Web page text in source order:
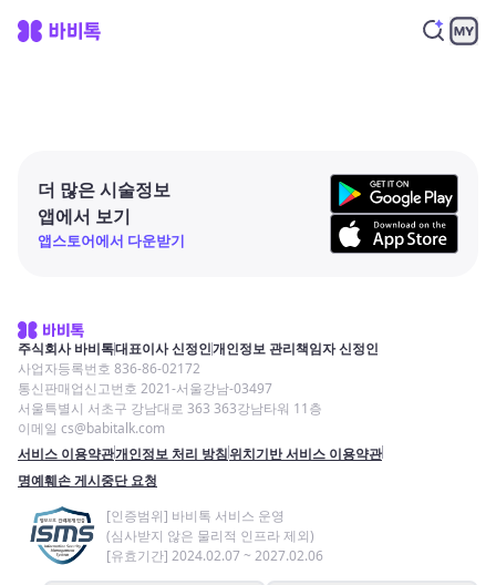
더 많은 시술정보
앱에서 보기
앱스토어에서 다운받기
주식회사 바비톡대표이사 신정인개인정보 관리책임자 신정인
사업자등록번호 836-86-02172
통신판매업신고번호 2021-서울강남-03497
서울특별시 서초구 강남대로 363 363강남타워 11층
이메일 cs@babitalk.com
서비스 이용약관개인정보 처리 방침위치기반 서비스 이용약관
명예훼손 게시중단 요청
[인증범위] 바비톡 서비스 운영
(심사받지 않은 물리적 인프라 제외)
[유효기간] 2024.02.07 ~ 2027.02.06